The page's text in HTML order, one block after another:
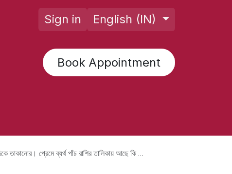
Sign in English (IN)
Book Appointment
প্রেমে ব্যর্থ পাঁচ রাশির তালিকায় আছে কি আপনার নাম?